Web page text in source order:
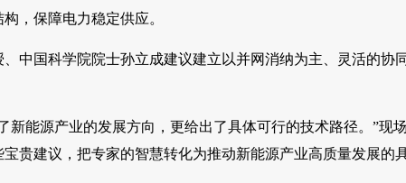
，保障电力稳定供应。
中国科学院院士孙立成建议建立以并网消纳为主、灵活的
新能源产业的发展方向，更给出了具体可行的技术路径。”
贵建议，把专家的智慧转化为推动新能源产业高质量发展的